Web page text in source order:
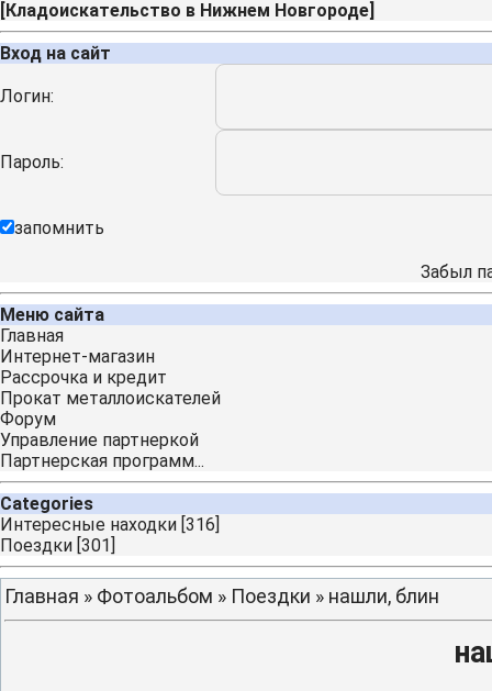
[Кладоискательство в Нижнем Новгороде]
Вход на сайт
Логин:
Пароль:
запомнить
Забыл
Меню сайта
Главная
Интернет-магазин
Рассрочка и кредит
Прокат металлоискателей
Форум
Управление партнеркой
Партнерская программ...
Categories
Интересные находки [316]
Поездки [301]
Главная » Фотоальбом » Поездки » нашли, блин